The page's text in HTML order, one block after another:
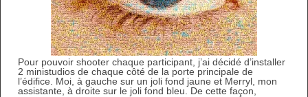
Pour pouvoir shooter chaque participant, j’ai décidé d’installer
2 ministudios de chaque côté de la porte principale de
l’édifice. Moi, à gauche sur un joli fond jaune et Merryl, mon
assistante, à droite sur le joli fond bleu. De cette façon,